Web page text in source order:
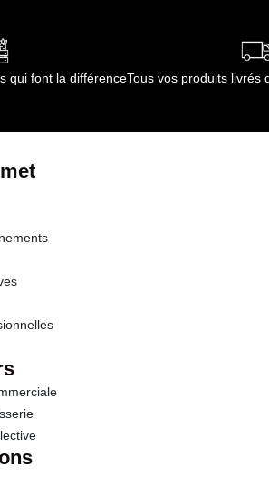
qui font la différenceTous vos produits livrés